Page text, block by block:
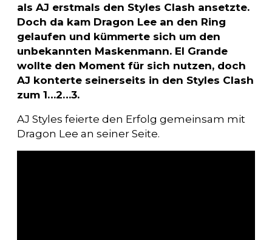
als AJ erstmals den Styles Clash ansetzte.
Doch da kam Dragon Lee an den Ring
gelaufen und kümmerte sich um den
unbekannten Maskenmann. El Grande
wollte den Moment für sich nutzen, doch
AJ konterte seinerseits in den Styles Clash
zum 1…2…3.
AJ Styles feierte den Erfolg gemeinsam mit
Dragon Lee an seiner Seite.